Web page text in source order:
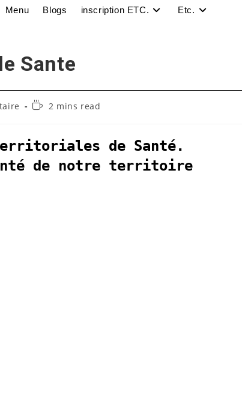
Menu Blogs inscription ETC. Etc.
Sante
Temps2 mins read
de Santé.
de notre territoire